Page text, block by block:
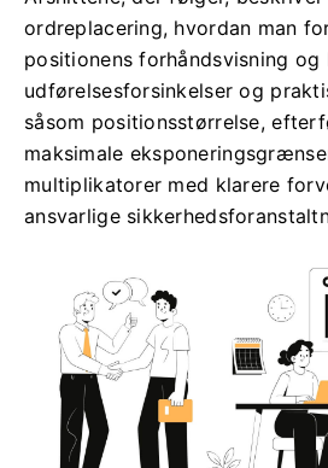
ordreplacering, hvordan man
positionens forhåndsvisning og
udførelsesforsinkelser og
såsom positionsstørrelse,
maksimale
multiplikatorer med klarere
ansvarlige